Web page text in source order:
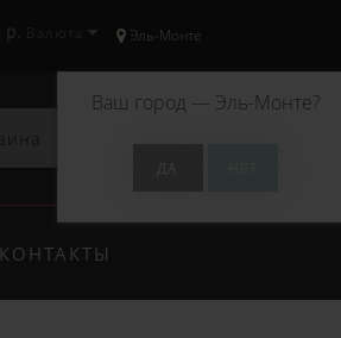
Эль-Монте
Ваш город — Эль-Монте?
р.
КОНТАКТЫ